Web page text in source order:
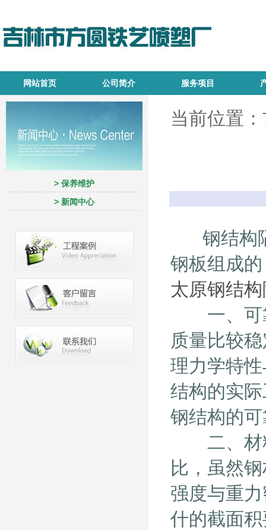
网站首页 公司简介 服务项目
> 保养维护
> 新闻中心
当前位置：
钢结构隔
钢板组成
太原钢结
一、可靠
质量比较
理力学特
结构的实
钢结构的
二、材料
比，虽然
强度与重
什的截面